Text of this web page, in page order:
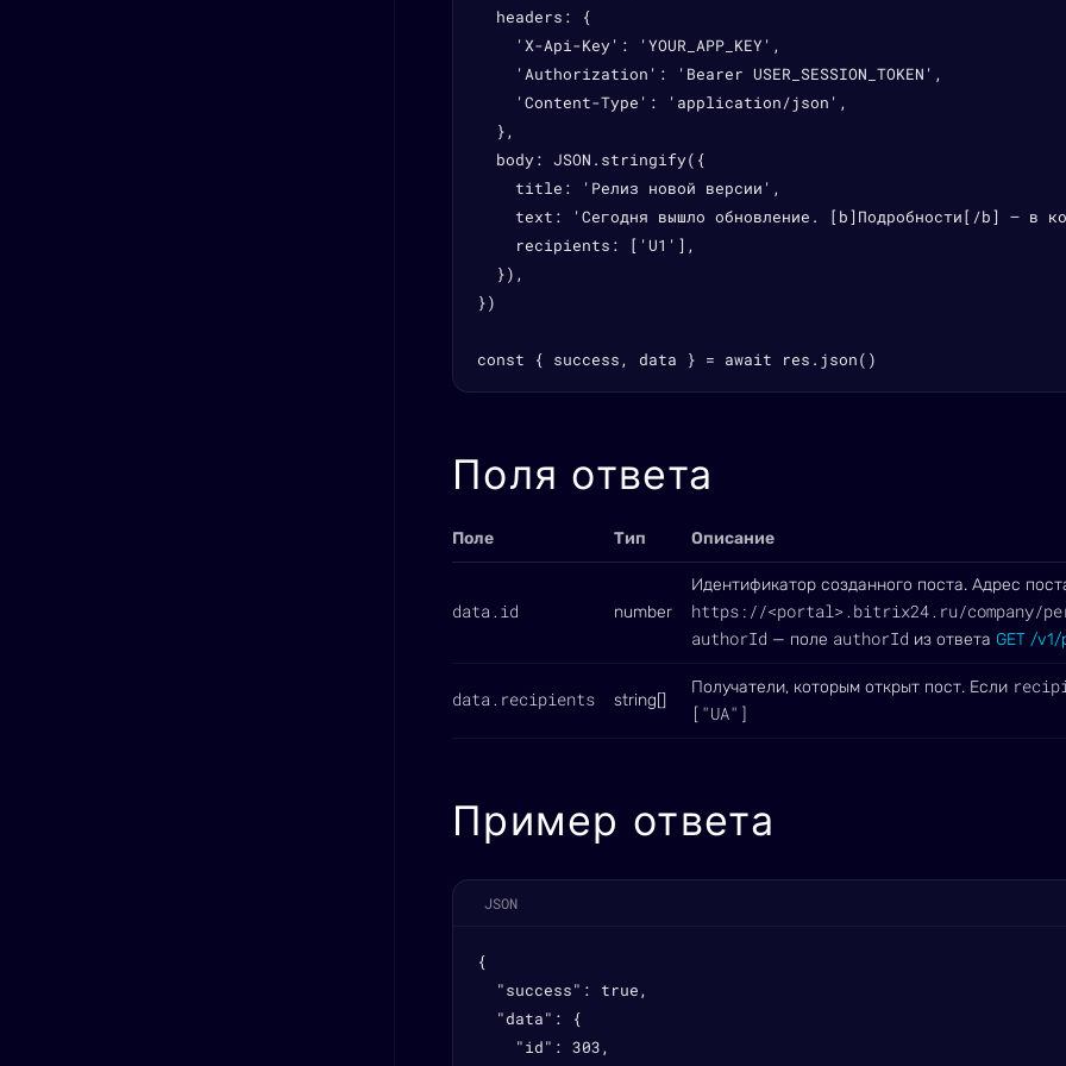
  headers: {
    'X-Api-Key': 'YOUR_APP_KEY',
    'Authorization': 'Bearer USER_SESSION_TOKEN',
    'Content-Type': 'application/json',
  },
  body: JSON.stringify({
    title: 'Релиз новой версии',
text: 'Сегодня вышло обновление. [b]Подробности[/b] — в
    recipients: ['U1'],
  }),
})
const { success, data } = await res.json()
Поля ответа
Поле Тип Описание
data.id number
Идентификатор созданного поста. Адрес
https://<portal>.bitrix24.ru/company/
authorId — поле authorId из ответа GET /
data.recipients string[]
Получатели, которым открыт пост. Если
["UA"]
Пример ответа
JSON
{
  "success": true,
  "data": {
    "id": 303,